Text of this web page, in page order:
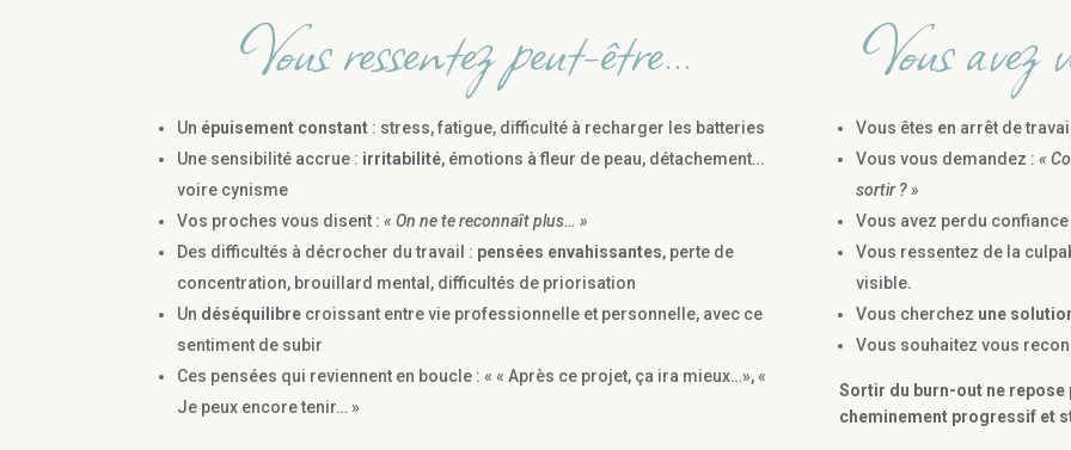
Vous ressentez peut-être…
Un épuisement constant : stress, fatigue, difficulté à recharger les batteries
Une sensibilité accrue : irritabilité, émotions à fleur de peau, détachement…
voire cynisme
Vos proches vous disent :« On ne te reconnaît plus… »
Des difficultés à décrocher du travail : pensées envahissantes, perte de
concentration, brouillard mental, difficultés de priorisation
Un déséquilibre croissant entre vie professionnelle et personnelle, avec ce
sentiment de subir
Ces pensées qui reviennent en boucle : « « Après ce projet, ça ira mieux…», «
Je peux encore tenir… »
Vous
Vous êtes en arrêt de
Vous vous demandez : «
sortir ? »
Vous avez perdu
Vous ressentez de la
visible.
Vous cherchez une
Vous souhaitez vous
Sortir du burn-out ne repose
cheminement progressif et